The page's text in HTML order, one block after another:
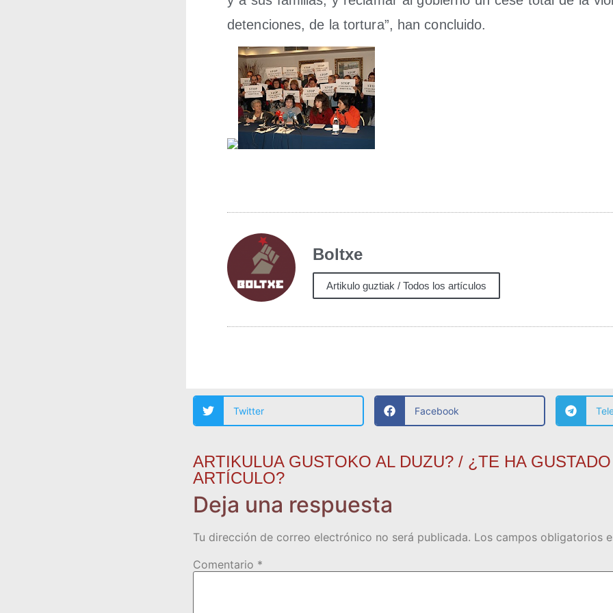
deten­cio­nes, de la tor­tu­ra”, han concluido.
Boltxe
Artikulo guztiak / Todos los artículos
Twitter Facebook
ARTIKULUA GUSTOKO AL DUZU? / ¿TE HA
ARTÍCULO?
Deja una respuesta
Tu dirección de correo electrónico no será publicada. Los campos obligatorios
Comentario *